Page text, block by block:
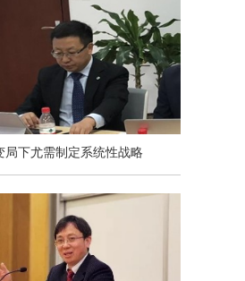
局下尤需制定系统性战略